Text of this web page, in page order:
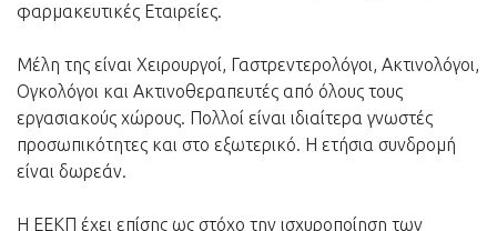
φαρμακευτικές Εταιρείες.
Μέλη της είναι Χειρουργοί, Γαστρεντερολόγοι, Ακτινολόγοι,
Ογκολόγοι και Ακτινοθεραπευτές από όλους τους
εργασιακούς χώρους. Πολλοί είναι ιδιαίτερα γνωστές
προσωπικότητες και στο εξωτερικό. Η ετήσια συνδρομή
είναι δωρεάν.
Η ΕΕΚΠ έχει επίσης ως στόχο την ισχυροποίηση των